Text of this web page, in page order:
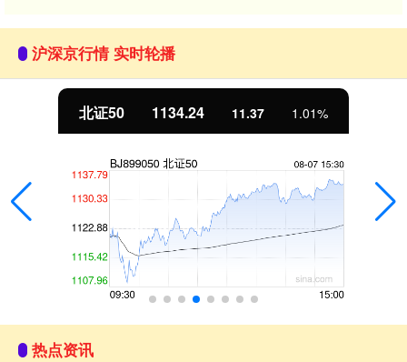
沪深京行情 实时轮播
北证50 1134.24 11.37 1.01%
热点资讯